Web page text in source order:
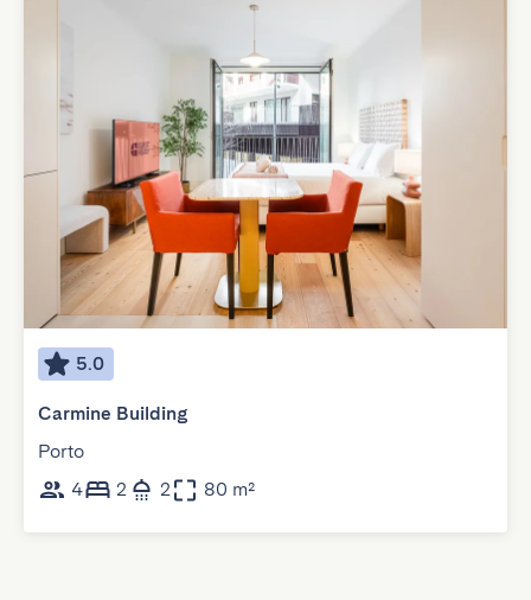
5.0
Carmine Building
Porto
4
2 2 80 m²